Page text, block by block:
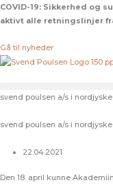
Gå
til
COVID-19: Sikkerhed og
aktivt alle retningslinjer
Gå til nyheder
svend poulsen a/s i
svend poulsen a/s i
22.04.2021
Den 18. april kunne